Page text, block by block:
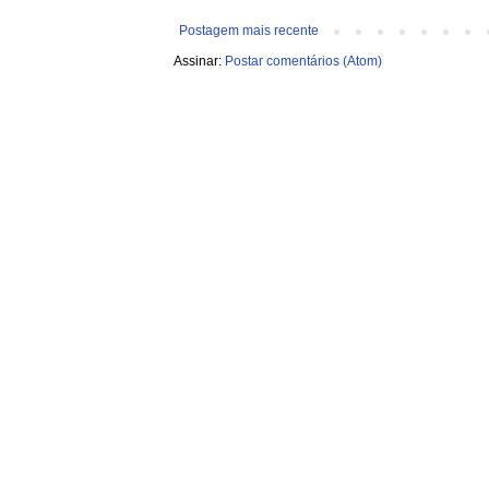
Postagem mais recente
Assinar: Postar comentários (Atom)